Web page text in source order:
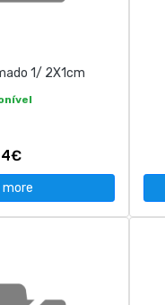
1/ 2X1cm
more